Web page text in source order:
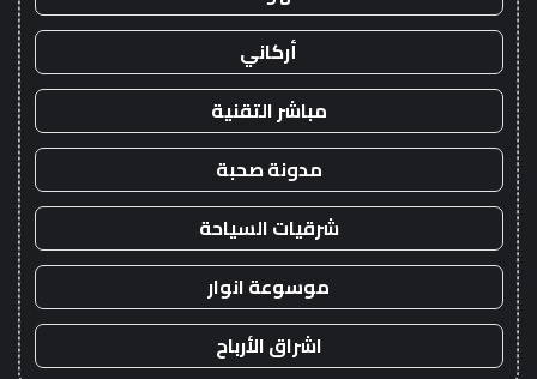
أركاني
مباشر التقنية
مدونة صحبة
شرقيات السياحة
موسوعة انوار
اشراق الأرباح